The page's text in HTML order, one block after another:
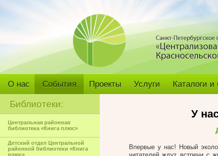
О нас События Проекты Услуги Каталоги
Библиотеки:
Центральная районная
библиотека «Книга плюс»
Детский отдел Центральной
районной библиотеки «Книга
плюс»
У
Впервые у нас! Новый